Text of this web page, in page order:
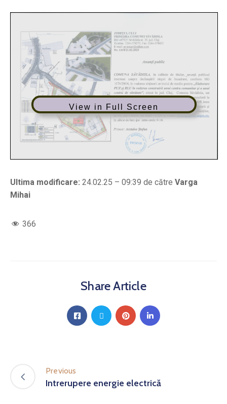
View in Full Screen
Ultima modificare: 24.02.25 – 09:39 de către Varga
Mihai
366
Share Article
Previous
Intrerupere energie electrică